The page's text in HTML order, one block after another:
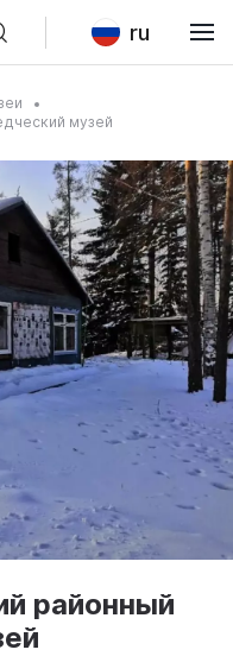
ru
музей
районный